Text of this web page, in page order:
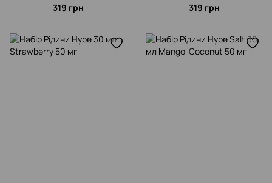
319 грн 319 грн